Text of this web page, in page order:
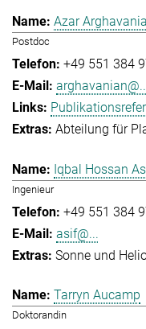
Azar
Postdoc
+49 551 384
Abteilung für
Iqbal Hossan
Ingenieur
+49 551 384
asif@...
Sonne und
Tarryn Aucamp
Doktorandin